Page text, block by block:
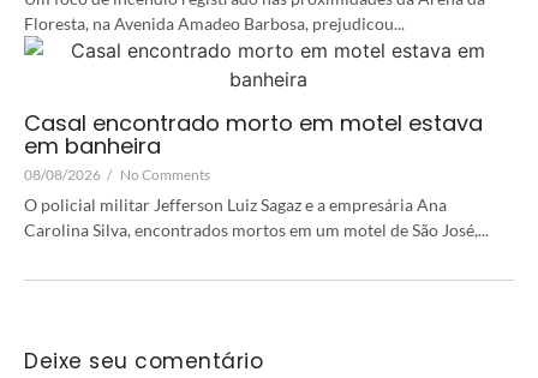
Floresta, na Avenida Amadeo Barbosa, prejudicou...
Casal encontrado morto em motel estava
em banheira
08/08/2026 / No Comments
O policial militar Jefferson Luiz Sagaz e a empresária Ana
Carolina Silva, encontrados mortos em um motel de São José,...
Deixe seu comentário